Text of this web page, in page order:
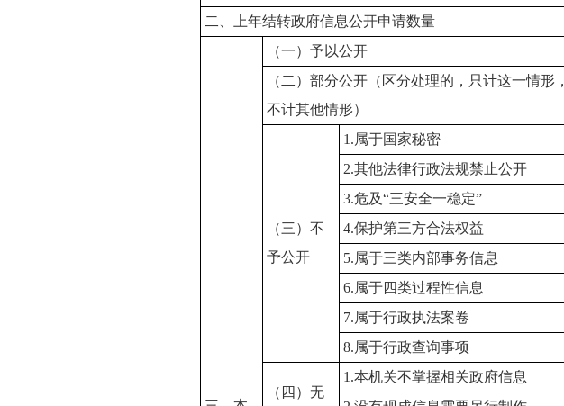
二、上年结转政府信息公开申请数量
（一）予以公开
（二）部分公开（区分处理的，只计这一情形，
不计其他情形）
（三）不
予公开
1.属于国家秘密
2.其他法律行政法规禁止公开
3.危及“三安全一稳定”
4.保护第三方合法权益
5.属于三类内部事务信息
6.属于四类过程性信息
7.属于行政执法案卷
8.属于行政查询事项
（四）无
1.本机关不掌握相关政府信息